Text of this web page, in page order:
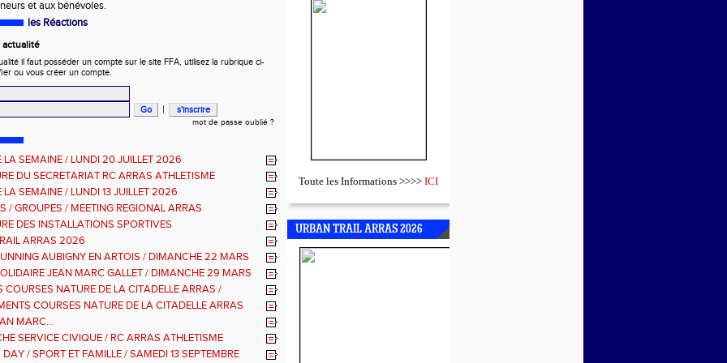
et aux bénévoles.
les Réactions
actualité
il faut posséder un compte sur le site FFA, utilisez la rubrique ci-
ou vous créer un compte.
|
mot de passe oublié ?
LA SEMAINE / LUNDI 20 JUILLET 2026
DU SECRETARIAT RC ARRAS ATHLETISME
LA SEMAINE / LUNDI 13 JUILLET 2026
/ GROUPES / MEETING REGIONAL ARRAS
DES INSTALLATIONS SPORTIVES
ARRAS 2026
AUBIGNY EN ARTOIS / DIMANCHE 22 MARS
JEAN MARC GALLET / DIMANCHE 29 MARS
COURSES NATURE DE LA CITADELLE ARRAS /
9 NOVEMBRE 2025
COURSES NATURE DE LA CITADELLE ARRAS
MARC...
SERVICE CIVIQUE / RC ARRAS ATHLETISME
DAY / SPORT ET FAMILLE / SAMEDI 13 SEPTEMBRE
Toute les Informations >>>> ICI
URBAN TRAIL ARRAS 2026